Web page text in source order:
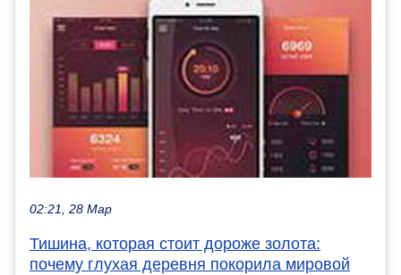
02:21, 28 Мар
Тишина, которая стоит дороже золота:
почему глухая деревня покорила мировой